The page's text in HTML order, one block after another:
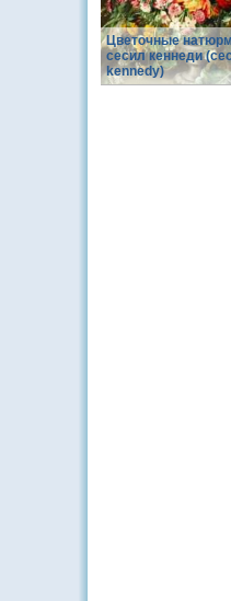
Цветочные
сесил кеннеди
kennedy)